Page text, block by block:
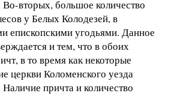
Во-вторых, большое количество
у Белых Колодезей, в
епископскими угодьями. Данное
и тем, что в обоих
в то время как некоторые
церкви Коломенского уезда
Наличие причта и количество